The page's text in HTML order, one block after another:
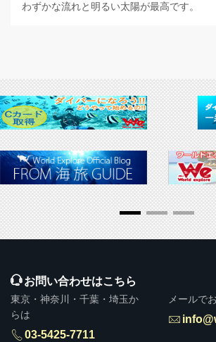
わずかな流れと明るい太陽が最高です。
お問い合わせはこちら
東京・神奈川・千葉・埼玉か
らは
03-5425-7711
メールで